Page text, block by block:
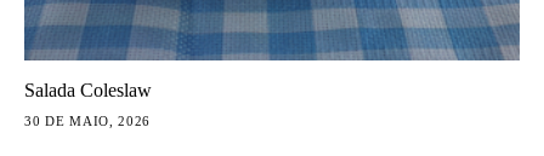
Salada Coleslaw
30 DE MAIO, 2026